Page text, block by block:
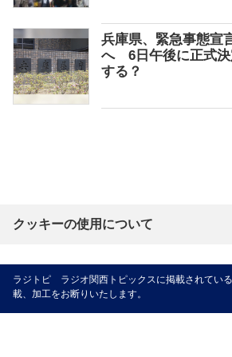
兵庫県、緊急事態宣
へ 6日午後に正式
する？
クッキーの使用について
ラジトピ ラジオ関西トピックスに掲載されてい
載、加工をお断りいたします。